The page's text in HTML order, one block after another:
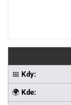
📅 Kdy:
🌍 Kde: